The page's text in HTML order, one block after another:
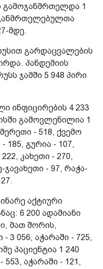
გამოჯანმრთელდა 1
მდე.
გარდაცვალების
პანდემიის
ჯამში 5 948 პირი
ინფიცირების 4 233
გამოვლენილია 1
- 518, ქვემო
გურია - 107,
კახეთი - 270,
ჯავახეთი - 97, რაჭა-
აქტიური
6 200 ადამიანი
მათ შორის,
3 056, აჭარაში - 725,
პაციენტია 1 240
აჭარაში - 121,